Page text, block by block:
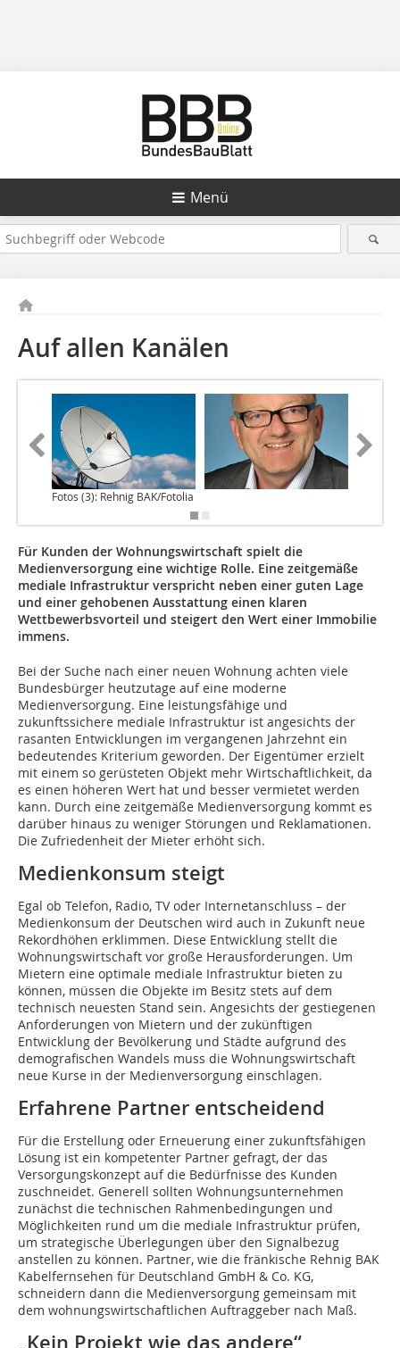
Menü
Auf allen Kanälen
Fotos (3): Rehnig BAK/Fotolia
Für Kunden der Wohnungswirtschaft spielt die
Medienversorgung eine wichtige Rolle. Eine zeitgemäße
mediale Infrastruktur verspricht neben einer guten Lage
und einer gehobenen Ausstattung einen klaren
Wettbewerbsvorteil und steigert den Wert einer Immobilie
immens.
Bei der Suche nach einer neuen Wohnung achten viele
Bundesbürger heutzutage auf eine moderne
Medienversorgung. Eine leistungsfähige und
zukunftssichere mediale Infrastruktur ist angesichts der
rasanten Entwicklungen im vergangenen Jahrzehnt ein
bedeutendes Kriterium geworden. Der Eigentümer erzielt
mit einem so gerüsteten Objekt mehr Wirtschaftlichkeit, da
es einen höheren Wert hat und besser vermietet werden
kann. Durch eine zeitgemäße Medienversorgung kommt es
darüber hinaus zu weniger Störungen und Reklamationen.
Die Zufriedenheit der Mieter erhöht sich.
Medienkonsum steigt
Egal ob Telefon, Radio, TV oder Internetanschluss – der
Medienkonsum der Deutschen wird auch in Zukunft neue
Rekordhöhen erklimmen. Diese Entwicklung stellt die
Wohnungswirtschaft vor große Herausforderungen. Um
Mietern eine optimale mediale Infrastruktur bieten zu
können, müssen die Objekte im Besitz stets auf dem
technisch neuesten Stand sein. Angesichts der gestiegenen
Anforderungen von Mietern und der zukünftigen
Entwicklung der Bevölkerung und Städte aufgrund des
demografischen Wandels muss die Wohnungswirtschaft
neue Kurse in der Medienversorgung einschlagen.
Erfahrene Partner entscheidend
Für die Erstellung oder Erneuerung einer zukunftsfähigen
Lösung ist ein kompetenter Partner gefragt, der das
Versorgungskonzept auf die Bedürfnisse des Kunden
zuschneidet. Generell sollten Wohnungsunternehmen
zunächst die technischen Rahmenbedingungen und
Möglichkeiten rund um die mediale Infrastruktur prüfen,
um strategische Überlegungen über den Signalbezug
anstellen zu können. Partner, wie die fränkische Rehnig BAK
Kabelfernsehen für Deutschland GmbH & Co. KG,
schneidern dann die Medienversorgung gemeinsam mit
dem wohnungswirtschaftlichen Auftraggeber nach Maß.